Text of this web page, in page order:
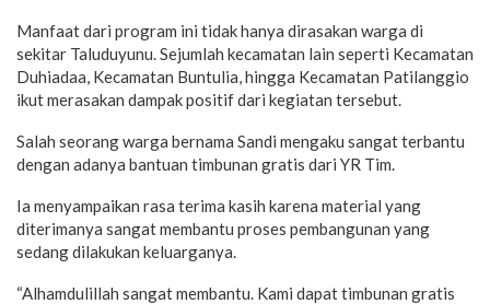
Manfaat dari program ini tidak hanya dirasakan warga di
sekitar Taluduyunu. Sejumlah kecamatan lain seperti Kecamatan
Duhiadaa, Kecamatan Buntulia, hingga Kecamatan Patilanggio
ikut merasakan dampak positif dari kegiatan tersebut.
Salah seorang warga bernama Sandi mengaku sangat terbantu
dengan adanya bantuan timbunan gratis dari YR Tim.
Ia menyampaikan rasa terima kasih karena material yang
diterimanya sangat membantu proses pembangunan yang
sedang dilakukan keluarganya.
“Alhamdulillah sangat membantu. Kami dapat timbunan gratis